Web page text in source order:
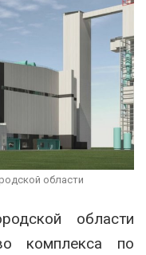
области
области
комплекса по